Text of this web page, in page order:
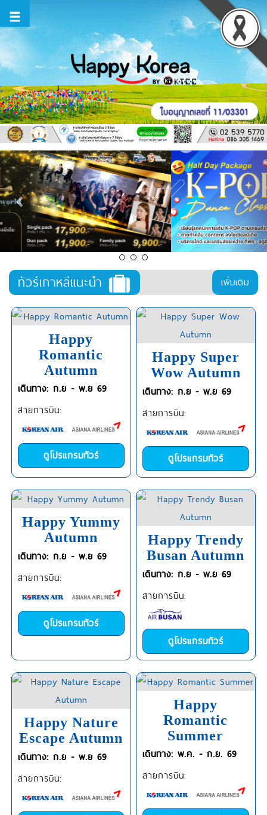
ทัวร์เกาหลีแนะนำ เพิ่มเติม
Happy
Romantic
Autumn
เดินทาง: ก.ย - พ.ย 69
สายการบิน:
ดูโปรแกรมทัวร์
Happy Super
Wow Autumn
เดินทาง: ก.ย - พ.ย 69
สายการบิน:
ดูโปรแกรมทัวร์
Happy Yummy
Autumn
เดินทาง: ก.ย - พ.ย 69
สายการบิน:
ดูโปรแกรมทัวร์
Happy Trendy
Busan Autumn
เดินทาง: ก.ย - พ.ย 69
สายการบิน:
ดูโปรแกรมทัวร์
Happy Nature
Escape Autumn
เดินทาง: ก.ย - พ.ย 69
สายการบิน:
Happy
Romantic
Summer
เดินทาง: พ.ค. - ก.ย. 69
สายการบิน: